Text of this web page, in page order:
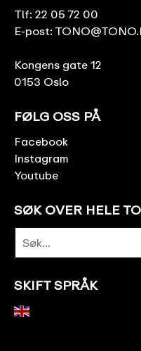
Tlf: 22 05 72 00
E-post:
Kongens gate 12
0153 Oslo
FØLG OSS PÅ
Facebook
Instagram
Youtube
SØK OVER HELE
SKIFT SPRÅK